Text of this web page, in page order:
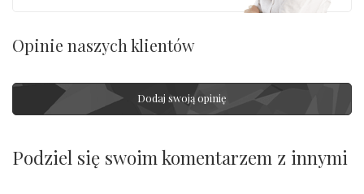
Opinie naszych klientów
Dodaj swoją opinię
Podziel się swoim komentarzem z innymi